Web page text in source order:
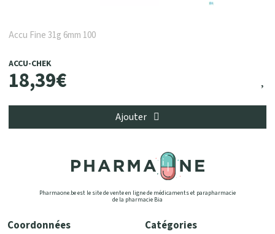
Accu Fine 31g 6mm 100
ACCU-CHEK
18,39€
Ajouter
Pharmaone.be est le site de vente en ligne de médicaments et parapharmacie
de la pharmacie Bia
Coordonnées Catégories